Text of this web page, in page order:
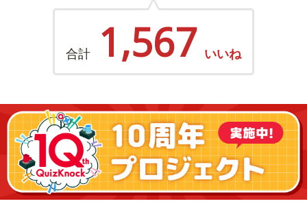
合計 1,567 いいね